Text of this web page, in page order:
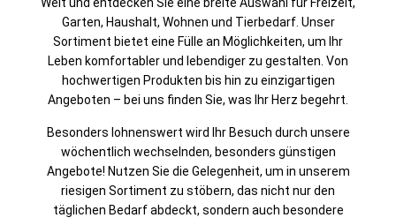
Garten, Haushalt, Wohnen und Tierbedarf. Unser
Sortiment bietet eine Fülle an Möglichkeiten, um Ihr
Leben komfortabler und lebendiger zu gestalten. Von
hochwertigen Produkten bis hin zu einzigartigen
Angeboten – bei uns finden Sie, was Ihr Herz begehrt.
Besonders lohnenswert wird Ihr Besuch durch unsere
wöchentlich wechselnden, besonders günstigen
Angebote! Nutzen Sie die Gelegenheit, um in unserem
riesigen Sortiment zu stöbern, das nicht nur den
täglichen Bedarf abdeckt, sondern auch besondere